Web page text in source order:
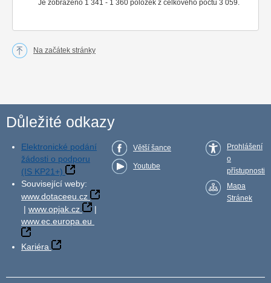
Je zobrazeno 1 341 - 1 360 položek z celkového počtu 3 059.
Na začátek stránky
Důležité odkazy
Elektronické podání
žádosti o podporu
(IS KP21+)
Související weby:
www.dotaceeu.cz
| www.opjak.cz
|
www.ec.europa.eu
Kariéra
Větší šance
Youtube
Prohlášení
o
přístupnosti
Mapa
Stránek